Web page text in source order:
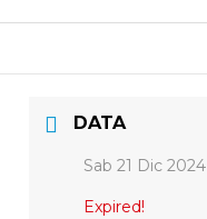
DATA
Sab 21 Dic 2024
Expired!